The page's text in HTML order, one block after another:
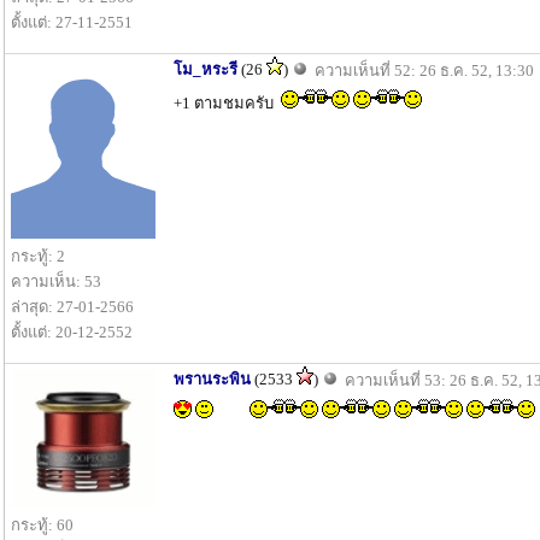
ตั้งแต่: 27-11-2551
กระทู้: 2
ความเห็น: 53
ล่าสุด: 27-01-2566
ตั้งแต่: 20-12-2552
โม_หระรี (26 )
ความเห็นที่ 52: 26 ธ.ค. 52, 13:30
+1 ตามชมครับ
กระทู้: 60
พรานระพิน (2533 ) ความเห็นที่ 53: 26 ธ.ค. 52,